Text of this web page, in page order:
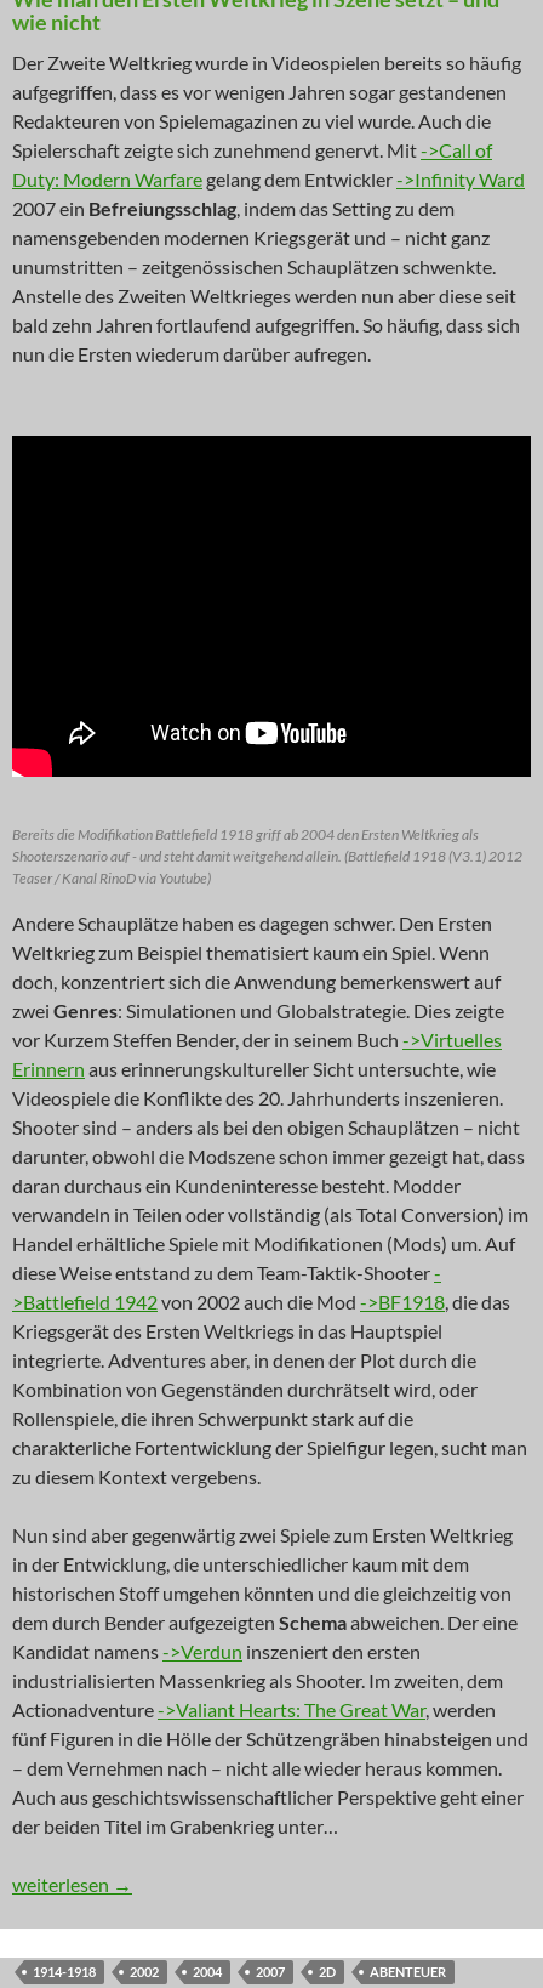
wie nicht
Der Zweite Weltkrieg wurde in Videospielen bereits so häufig
aufgegriffen, dass es vor wenigen Jahren sogar gestandenen
Redakteuren von Spielemagazinen zu viel wurde. Auch die
Spielerschaft zeigte sich zunehmend genervt. Mit->Call of
Duty: Modern Warfare gelang dem Entwickler->Infinity Ward
2007 ein Befreiungsschlag, indem das Setting zu dem
namensgebenden modernen Kriegsgerät und – nicht ganz
unumstritten – zeitgenössischen Schauplätzen schwenkte.
Anstelle des Zweiten Weltkrieges werden nun aber diese seit
bald zehn Jahren fortlaufend aufgegriffen. So häufig, dass sich
nun die Ersten wiederum darüber aufregen.
Bereits die Modifikation Battlefield 1918 griff ab 2004 den Ersten Weltkrieg als
Shooterszenario auf - und steht damit weitgehend allein. (Battlefield 1918 (V3.1) 2012
Teaser / Kanal RinoD via Youtube)
Andere Schauplätze haben es dagegen schwer. Den Ersten
Weltkrieg zum Beispiel thematisiert kaum ein Spiel. Wenn
doch, konzentriert sich die Anwendung bemerkenswert auf
zwei Genres: Simulationen und Globalstrategie. Dies zeigte
vor Kurzem Steffen Bender, der in seinem Buch ->Virtuelles
Erinnern aus erinnerungskultureller Sicht untersuchte, wie
Videospiele die Konflikte des 20. Jahrhunderts inszenieren.
Shooter sind – anders als bei den obigen Schauplätzen – nicht
darunter, obwohl die Modszene schon immer gezeigt hat, dass
daran durchaus ein Kundeninteresse besteht. Modder
verwandeln in Teilen oder vollständig (als Total Conversion) im
Handel erhältliche Spiele mit Modifikationen (Mods) um. Auf
diese Weise entstand zu dem Team-Taktik-Shooter-
>Battlefield 1942von 2002 auch die Mod ->BF1918, die das
Kriegsgerät des Ersten Weltkriegs in das Hauptspiel
integrierte. Adventures aber, in denen der Plot durch die
Kombination von Gegenständen durchrätselt wird, oder
Rollenspiele, die ihren Schwerpunkt stark auf die
charakterliche Fortentwicklung der Spielfigur legen, sucht man
zu diesem Kontext vergebens.
Nun sind aber gegenwärtig zwei Spiele zum Ersten Weltkrieg
in der Entwicklung, die unterschiedlicher kaum mit dem
historischen Stoff umgehen könnten und die gleichzeitig von
dem durch Bender aufgezeigten Schemaabweichen. Der eine
Kandidat namens->Verdun inszeniert den ersten
industrialisierten Massenkrieg als Shooter. Im zweiten, dem
Actionadventure->Valiant Hearts: The Great War, werden
fünf Figuren in die Hölle der Schützengräben hinabsteigen und
– dem Vernehmen nach – nicht alle wieder heraus kommen.
Auch aus geschichtswissenschaftlicher Perspektive geht einer
der beiden Titel im Grabenkrieg unter…
NEWS: Der vergessene Krieg
weiterlesen →
1914-1918 2002 2004 2007 2D
ABENTEUER